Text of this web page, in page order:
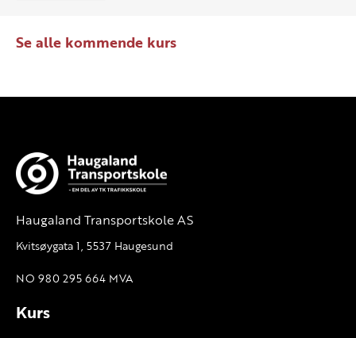
Se alle kommende kurs
Haugaland Transportskole AS
Kvitsøygata 1, 5537 Haugesund
NO 980 295 664 MVA
Kurs